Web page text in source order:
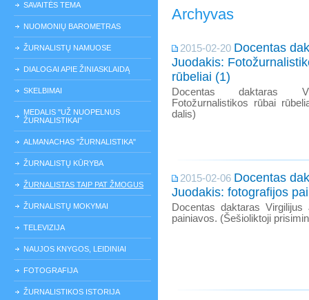
SAVAITĖS TEMA
NUOMONIŲ BAROMETRAS
ŽURNALISTŲ NAMUOSE
DIALOGAI APIE ŽINIASKLAIDĄ
SKELBIMAI
MEDALIS "UŽ NUOPELNUS
ŽURNALISTIKAI"
ALMANACHAS "ŽURNALISTIKA"
ŽURNALISTŲ KŪRYBA
ŽURNALISTAS TAIP PAT ŽMOGUS
ŽURNALISTŲ MOKYMAI
TELEVIZIJA
NAUJOS KNYGOS, LEIDINIAI
FOTOGRAFIJA
ŽURNALISTIKOS ISTORIJA
Archyvas
2015-02-20 Docentas
Juodakis:
rūbeliai (1)
Docentas daktaras
Fotožurnalistikos rūbai
dalis)
2015-02-06 Docentas
Juodakis: fotografijos
Docentas daktaras Virgilijus
painiavos. (Šešioliktoji